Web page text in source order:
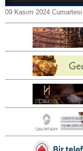
09 Kasım 2024